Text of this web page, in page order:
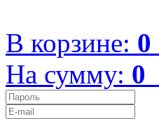
В корзине: 0
На сумму: 0